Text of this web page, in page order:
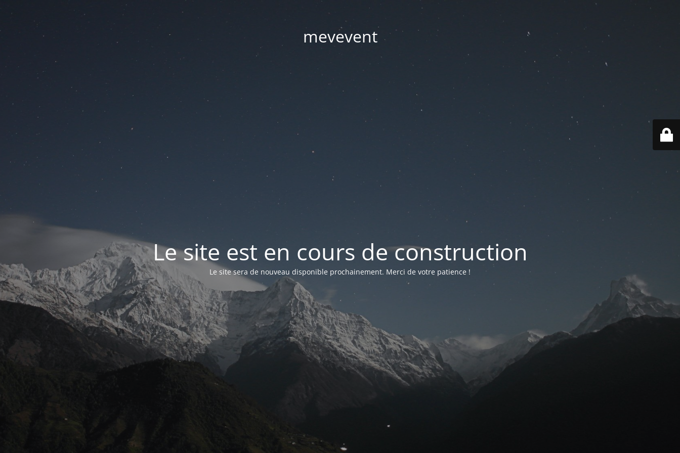
mevevent
Le site est en cours de construction
Le site sera de nouveau disponible prochainement. Merci de votre patience !